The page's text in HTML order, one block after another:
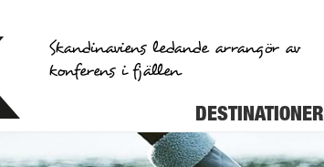
Skandinaviens ledande arrangör av
konferens i fjällen
DESTINATIONER